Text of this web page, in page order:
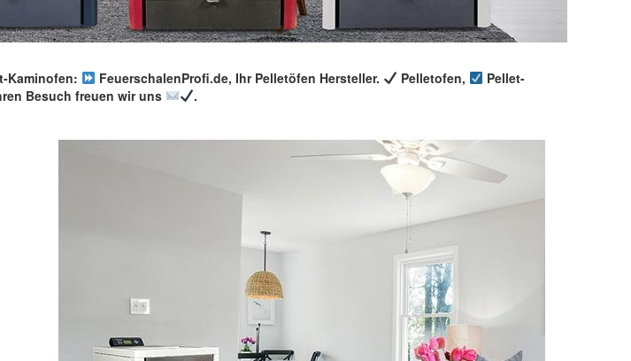
Kaminofen: FeuerschalenProfi.de, Ihr Pelletöfen Hersteller. Pelletofen,
Pellet-
Besuch freuen wir uns .